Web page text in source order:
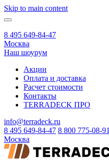
Skip to main content
8 495 649-84-47
Москва
Наш шоурум
Акции
Оплата и доставка
Расчет стоимости
Контакты
TERRADECK ПРО
info@terradeck.ru
8 495 649-84-47 8 800 775-08-91
Москва